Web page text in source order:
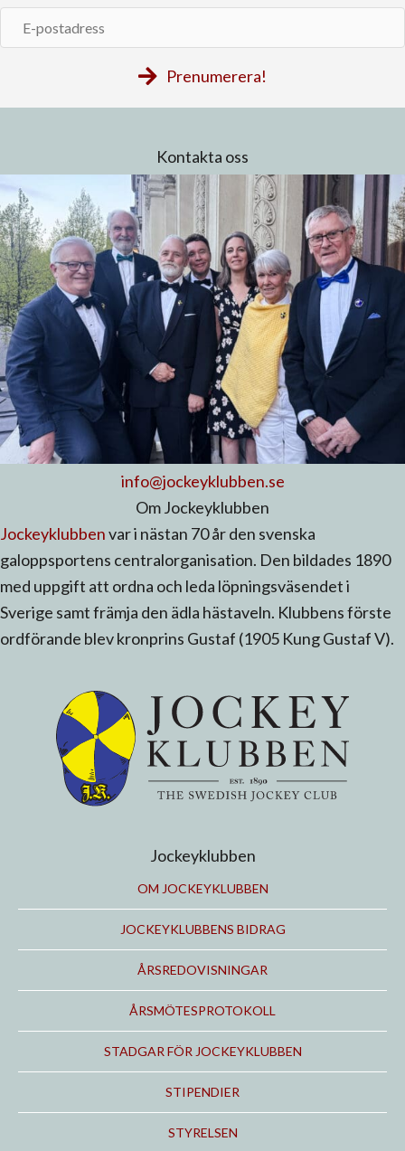
postadress
Prenumerera!
Kontakta oss
info@jockeyklubben.se
Om Jockeyklubben
Jockeyklubbenvar i nästan 70 år den svenska
galoppsportens centralorganisation. Den bildades 1890
med uppgift att ordna och leda löpningsväsendet i
Sverige samt främja den ädla hästaveln. Klubbens förste
ordförande blev kronprins Gustaf (1905 Kung Gustaf V).
Jockeyklubben
OM JOCKEYKLUBBEN
JOCKEYKLUBBENS BIDRAG
ÅRSREDOVISNINGAR
ÅRSMÖTESPROTOKOLL
STADGAR FÖR JOCKEYKLUBBEN
STIPENDIER
STYRELSEN